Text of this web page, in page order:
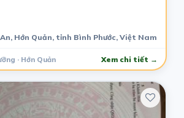
Hớn Quản, tỉnh Bình Phước, Việt Nam
· Hớn Quản Xem chi tiết →